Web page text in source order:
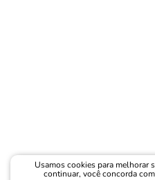
Usamos cookies para melhorar
continuar, você concorda